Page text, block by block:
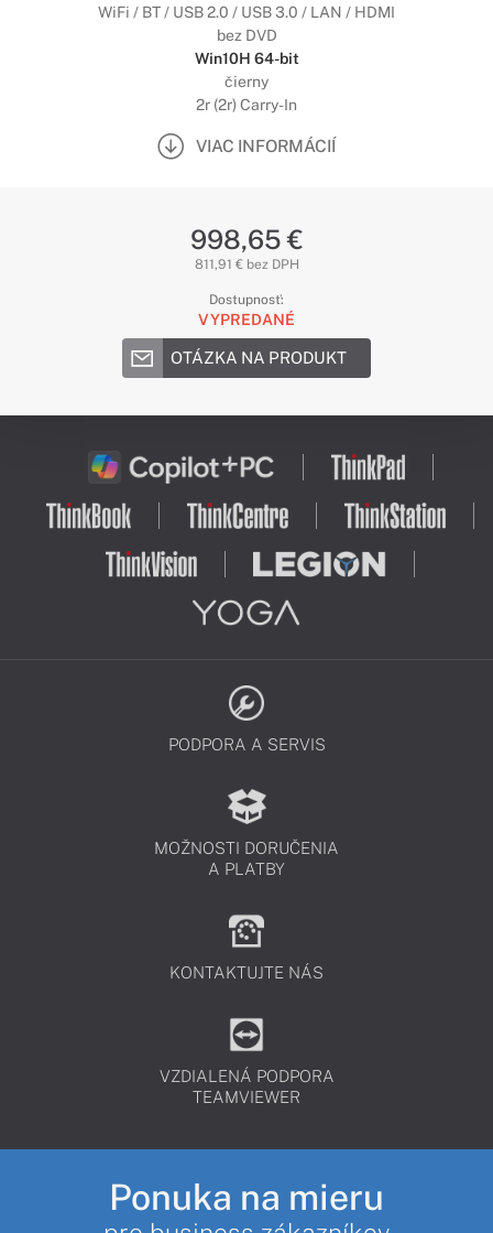
WiFi / BT / USB 2.0 / USB 3.0 / LAN / HDMI
bez DVD
Win10H 64-bit
čierny
2r (2r) Carry-In
VIAC INFORMÁCIÍ
998,65 €
811,91 € bez DPH
Dostupnosť:
VYPREDANÉ
OTÁZKA NA PRODUKT
PODPORA A SERVIS
MOŽNOSTI DORUČENIA
A PLATBY
KONTAKTUJTE NÁS
VZDIALENÁ PODPORA
TEAMVIEWER
Ponuka na mieru